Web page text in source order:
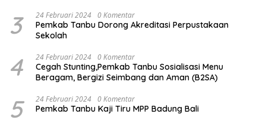
3 24 Februari 2024 0 Komentar
Pemkab Tanbu Dorong Akreditasi Perpustakaan
Sekolah
4 24 Februari 2024 0 Komentar
Cegah Stunting,Pemkab Tanbu Sosialisasi Menu
Beragam, Bergizi Seimbang dan Aman (B2SA)
5 24 Februari 2024 0 Komentar
Pemkab Tanbu Kaji Tiru MPP Badung Bali